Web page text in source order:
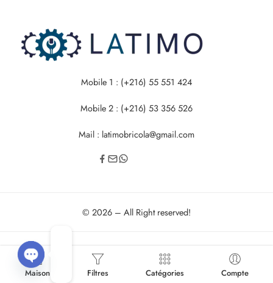
Mobile 1 : (+216) 55 551 424
Mobile 2 : (+216) 53 356 526
Mail : latimobricola@gmail.com
© 2026 – All Right reserved!
Maison Filtres Catégories Compte
OPEN